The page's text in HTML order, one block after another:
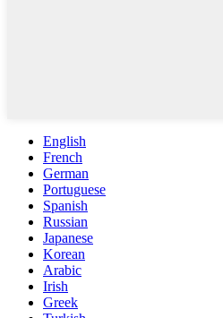
English
French
German
Portuguese
Spanish
Russian
Japanese
Korean
Arabic
Irish
Greek